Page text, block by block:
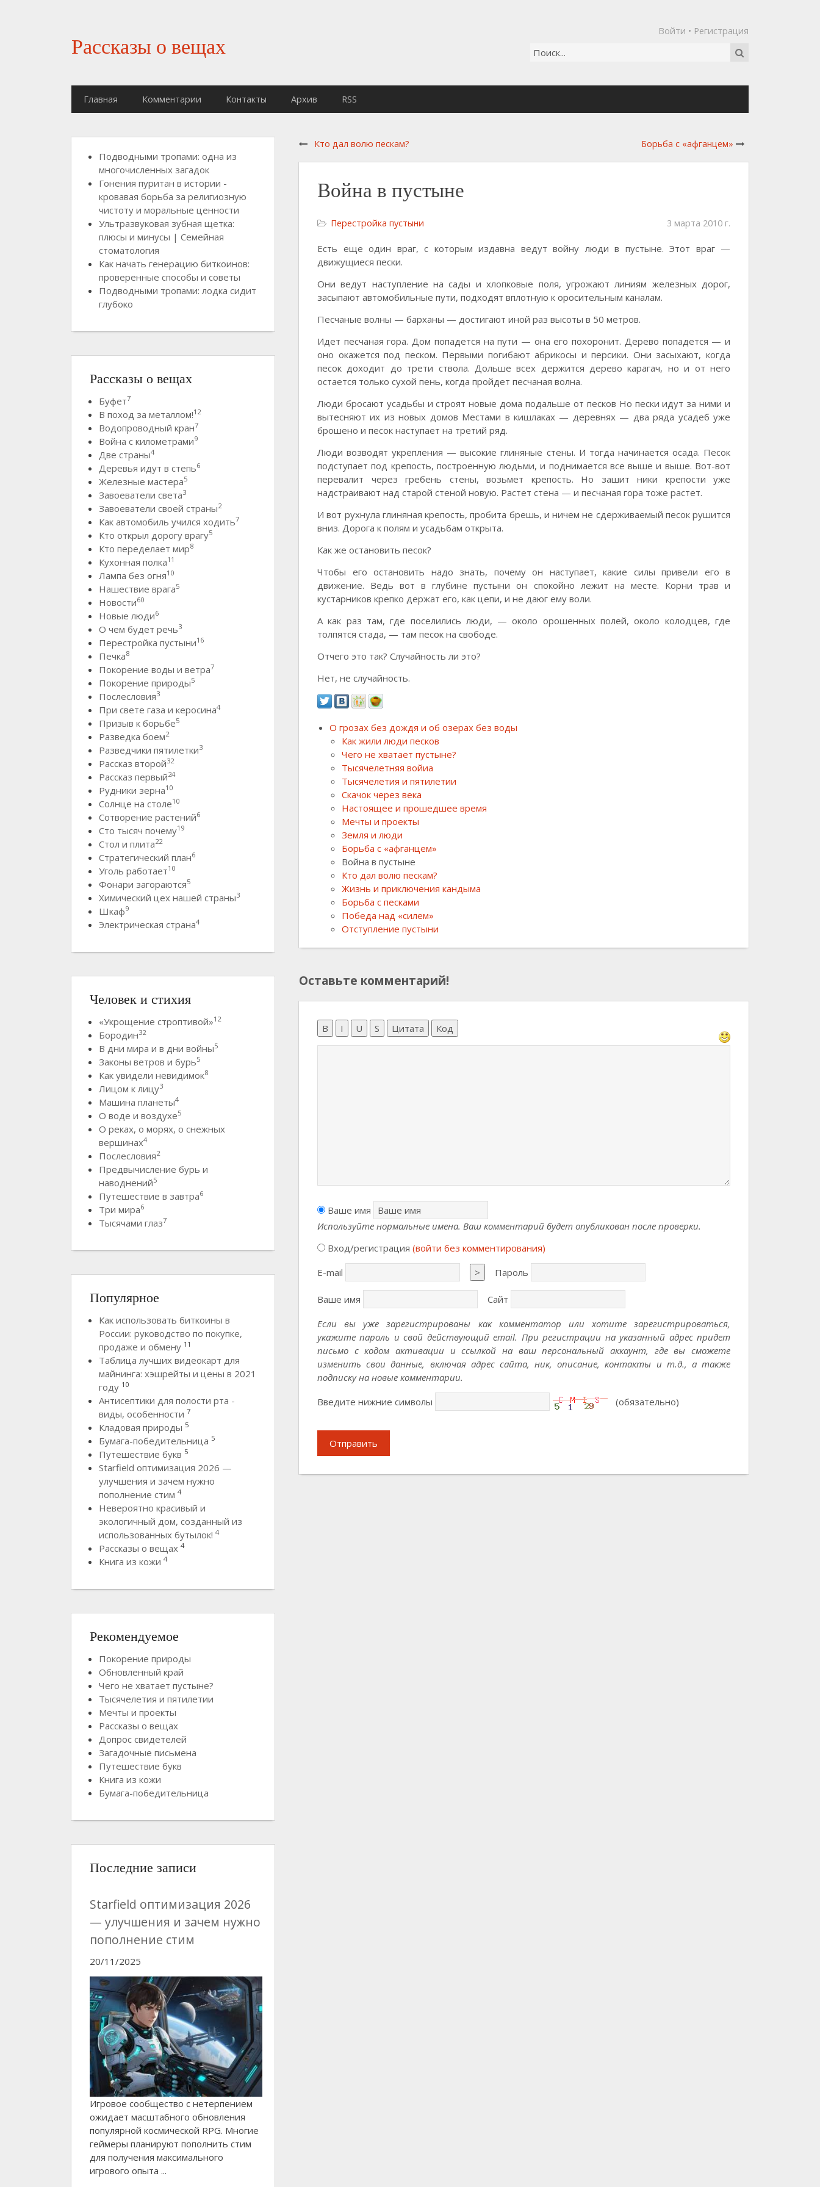
Рассказы о вещах
Войти • Регистрация
Главная Комментарии Контакты Архив RSS
Кто дал волю пескам? Борьба с «афганцем»
Война в пустыне
Перестройка пустыни 3 марта 2010 г.
Есть еще один враг, с которым издавна ведут войну люди в пустыне. Этот враг —
движущиеся пески.
Они ведут наступление на сады и хлопковые поля, угрожают линиям железных дорог,
засыпают автомобильные пути, подходят вплотную к оросительным каналам.
Песчаные волны — барханы — достигают иной раз высоты в 50 метров.
Идет песчаная гора. Дом попадется на пути — она его похоронит. Дерево попадется — и
оно окажется под песком. Первыми погибают абрикосы и персики. Они засыхают, когда
песок доходит до трети ствола. Дольше всех держится дерево карагач, но и от него
остается только сухой пень, когда пройдет песчаная волна.
Люди бросают усадьбы и строят новые дома подальше от песков Но пески идут за ними и
вытесняют их из новых домов Местами в кишлаках — деревнях — два ряда усадеб уже
брошено и песок наступает на третий ряд.
Люди возводят укрепления — высокие глиняные стены. И тогда начинается осада. Песок
подступает под крепость, построенную людьми, и поднимается все выше и выше. Вот-вот
перевалит через гребень стены, возьмет крепость. Но зашит ники крепости уже
надстраивают над старой стеной новую. Растет стена — и песчаная гора тоже растет.
И вот рухнула глиняная крепость, пробита брешь, и ничем не сдерживаемый песок рушится
вниз. Дорога к полям и усадьбам открыта.
Как же остановить песок?
Чтобы его остановить надо знать, почему он наступает, какие силы привели его в
движение. Ведь вот в глубине пустыни он спокойно лежит на месте. Корни трав и
кустарников крепко держат его, как цепи, и не даюг ему воли.
А как раз там, где поселились люди, — около орошенных полей, около колодцев, где
толпятся стада, — там песок на свободе.
Отчего это так? Случайность ли это?
Нет, не случайность.
О грозах без дождя и об озерах без воды
Как жили люди песков
Чего не хватает пустыне?
Тысячелетняя войиа
Тысячелетия и пятилетии
Скачок через века
Настоящее и прошедшее время
Мечты и проекты
Земля и люди
Борьба с «афганцем»
Война в пустыне
Кто дал волю пескам?
Жизнь и приключения кандыма
Борьба с песками
Победа над «силем»
Отступление пустыни
Оставьте комментарий!
B I U S Цитата Код
Ваше имя
Используйте нормальные имена. Ваш комментарий будет опубликован после проверки.
Вход/регистрация (войти без комментирования)
E-mail
> Пароль
Ваше имя
Сайт
Если вы уже зарегистрированы как комментатор или хотите зарегистрироваться,
укажите пароль и свой действующий email. При регистрации на указанный адрес придет
письмо с кодом активации и ссылкой на ваш персональный аккаунт, где вы сможете
изменить свои данные, включая адрес сайта, ник, описание, контакты и т.д., а также
подписку на новые комментарии.
Введите нижние символы
(обязательно)
Отправить
Подводными тропами: одна из
многочисленных загадок
Гонения пуритан в истории -
кровавая борьба за религиозную
чистоту и моральные ценности
Ультразвуковая зубная щетка:
плюсы и минусы | Семейная
стоматология
Как начать генерацию биткоинов:
проверенные способы и советы
Подводными тропами: лодка сидит
глубоко
Рассказы о вещах
Буфет7
В поход за металлом!12
Водопроводный кран7
Война с километрами9
Две страны4
Деревья идут в степь6
Железные мастера5
Завоеватели света3
Завоеватели своей страны2
Как автомобиль учился ходить7
Кто открыл дорогу врагу5
Кто переделает мир8
Кухонная полка11
Лампа без огня10
Нашествие врага5
Новости60
Новые люди6
О чем будет речь3
Перестройка пустыни16
Печка8
Покорение воды и ветра7
Покорение природы5
Послесловия3
При свете газа и керосина4
Призыв к борьбе5
Разведка боем2
Разведчики пятилетки3
Рассказ второй32
Рассказ первый24
Рудники зерна10
Солнце на столе10
Сотворение растений6
Сто тысяч почему19
Стол и плита22
Стратегический план6
Уголь работает10
Фонари загораются5
Химический цех нашей страны3
Шкаф9
Электрическая страна4
Человек и стихия
«Укрощение строптивой»12
Бородин32
В дни мира и в дни войны5
Законы ветров и бурь5
Как увидели невидимок8
Лицом к лицу3
Машина планеты4
О воде и воздухе5
О реках, о морях, о снежных
вершинах4
Послесловия2
Предвычисление бурь и
наводнений5
Путешествие в завтра6
Три мира6
Тысячами глаз7
Популярное
Как использовать биткоины в
России: руководство по покупке,
продаже и обмену 11
Таблица лучших видеокарт для
майнинга: хэшрейты и цены в 2021
году 10
Антисептики для полости рта -
виды, особенности 7
Кладовая природы 5
Бумага-победительница 5
Путешествие букв 5
Starfield оптимизация 2026 —
улучшения и зачем нужно
пополнение стим 4
Невероятно красивый и
экологичный дом, созданный из
использованных бутылок! 4
Рассказы о вещах 4
Книга из кожи 4
Рекомендуемое
Покорение природы
Обновленный край
Чего не хватает пустыне?
Тысячелетия и пятилетии
Мечты и проекты
Рассказы о вещах
Допрос свидетелей
Загадочные письмена
Путешествие букв
Книга из кожи
Бумага-победительница
Последние записи
Starfield оптимизация 2026
— улучшения и зачем нужно
пополнение стим
20/11/2025
Игровое сообщество с нетерпением
ожидает масштабного обновления
популярной космической RPG. Многие
геймеры планируют пополнить стим
для получения максимального
игрового опыта ...